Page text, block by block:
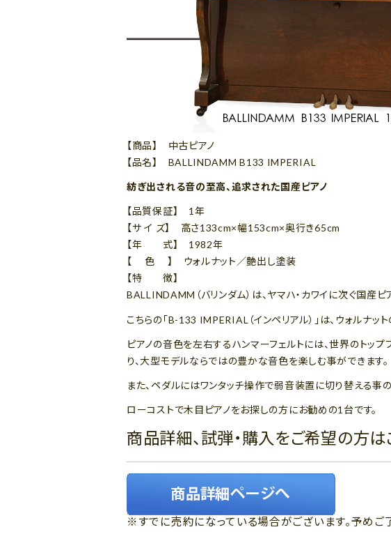
【商品】 中古ピアノ
【品名】 BALLINDAMM B133 IMPERIAL
紡ぎ出される音の至高、追求された国産ピアノ
【品質保証】 1年
【サ イ ズ】 高さ133cm×幅153cm×奥行き65cm
【年 式】 1982年
【 色 】 ウォルナット／艶出し塗装
【特 徴】
BALLINDAMM（バリンダム）は、ヤマハ・カワイに次ぐ国産ピ
こちらの「B-133 IMPERIAL（インペリアル）」は、ウォルナッ
ピアノの音色を左右するハンマーフェルトには、世界のトップ
り、大型モデルならではの豊かな音色を楽しむ事ができます。
また、ペダルにはワンタッチ操作で弱音装置に切り替える事
ローコストで木目ピアノをお探しの方にお勧めの1台です。
商品詳細、試弾・購入をご希望の方
※すでに売約になっている場合がございます。予めご